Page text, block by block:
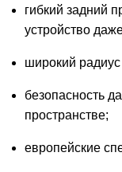
гибкий задний
устройство
широкий
безопасность
пространстве;
европейские